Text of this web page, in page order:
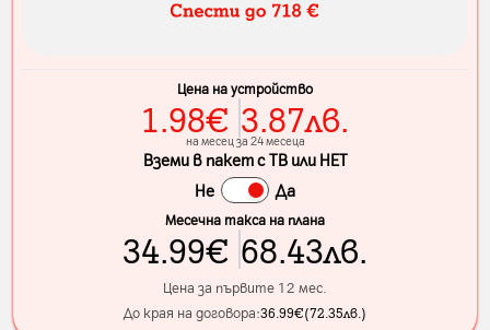
Цена на устройство
1.98€ 3.87лв.
на месец за 24 месеца
Вземи в пакет с ТВ или НЕТ
Не
Да
Месечна такса на плана
34.99€ 68.43лв.
Цена за първите 12 мес.
До края на договора:36.99€(72.35лв.)